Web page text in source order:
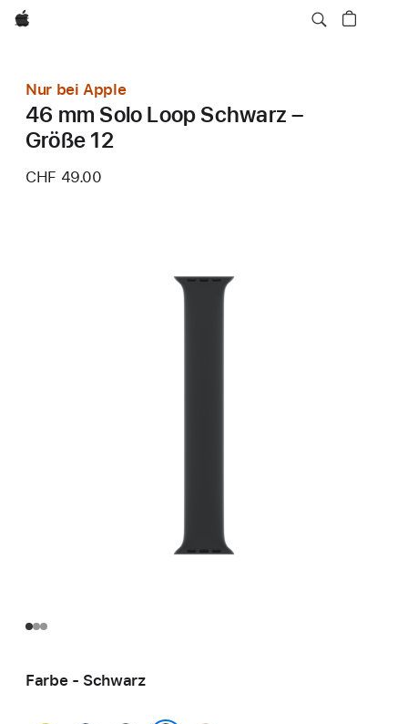
Apple
Nur bei Apple
46 mm Solo Loop Schwarz –
Größe 12
CHF 49.00
Farbe - Schwarz